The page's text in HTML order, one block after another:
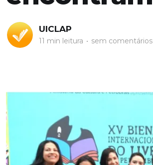
UICLAP
11 min leitura • sem comentários